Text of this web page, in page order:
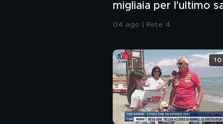
migliaia per l'ultimo
04 ago | Rete 4
10